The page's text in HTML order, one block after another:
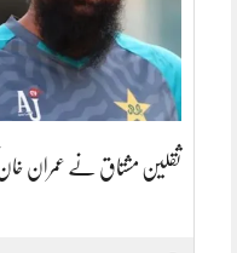
ثقلین مشتاق نے عمران خان